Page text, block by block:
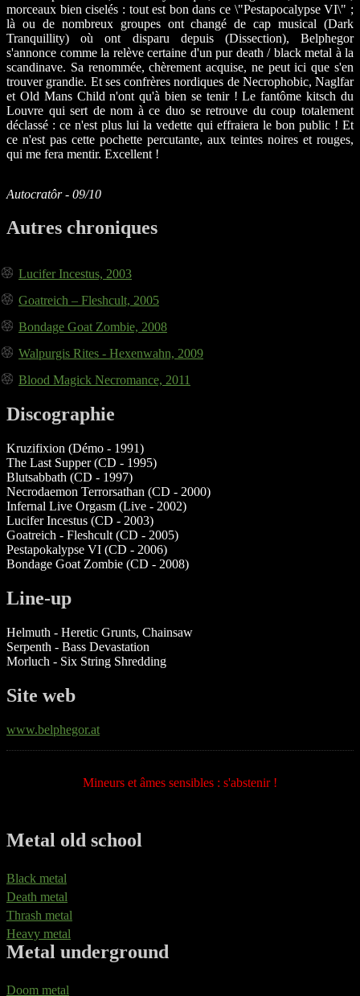
morceaux bien ciselés : tout est bon dans ce \"Pestapocalypse VI\" ;
là ou de nombreux groupes ont changé de cap musical (Dark
Tranquillity) où ont disparu depuis (Dissection), Belphegor
s'annonce comme la relève certaine d'un pur death / black metal à la
scandinave. Sa renommée, chèrement acquise, ne peut ici que s'en
trouver grandie. Et ses confrères nordiques de Necrophobic, Naglfar
et Old Mans Child n'ont qu'à bien se tenir ! Le fantôme kitsch du
Louvre qui sert de nom à ce duo se retrouve du coup totalement
déclassé : ce n'est plus lui la vedette qui effraiera le bon public ! Et
ce n'est pas cette pochette percutante, aux teintes noires et rouges,
qui me fera mentir. Excellent !
Autocratôr - 09/10
Autres chroniques
Lucifer Incestus, 2003
Goatreich – Fleshcult, 2005
Bondage Goat Zombie, 2008
Walpurgis Rites - Hexenwahn, 2009
Blood Magick Necromance, 2011
Discographie
Kruzifixion (Démo - 1991)
The Last Supper (CD - 1995)
Blutsabbath (CD - 1997)
Necrodaemon Terrorsathan (CD - 2000)
Infernal Live Orgasm (Live - 2002)
Lucifer Incestus (CD - 2003)
Goatreich - Fleshcult (CD - 2005)
Pestapokalypse VI (CD - 2006)
Bondage Goat Zombie (CD - 2008)
Line-up
Helmuth - Heretic Grunts, Chainsaw
Serpenth - Bass Devastation
Morluch - Six String Shredding
Site web
www.belphegor.at
Mineurs et âmes sensibles : s'abstenir !
Metal old school
Black metal
Death metal
Thrash metal
Heavy metal
Metal underground
Doom metal